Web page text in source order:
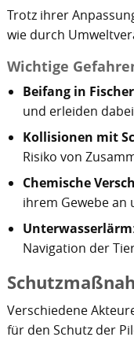
Trotz ihrer
wie durch
Wichtige
Beifang in
und erleiden
Kollisionen mit
Risiko von
Chemische
ihrem Gewebe
Unterwasserlärm
Navigation der
Verschiedene
für den Schutz der